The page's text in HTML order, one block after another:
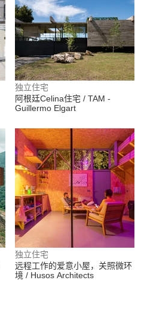
独立住宅
阿根廷Celina住宅 / TAM -
Guillermo Elgart
独立住宅
远程工作的爱意小屋，关照微环
境 / Husos Architects